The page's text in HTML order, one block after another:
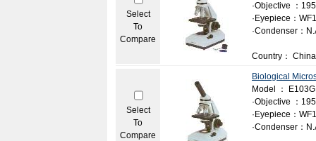
Select
To
Compare
·Objective ：
·Eyepiece：
·Condenser：
Country： China
Select
To
Compare
Biological
Model ： E103G
·Objective ：
·Eyepiece：
·Condenser：